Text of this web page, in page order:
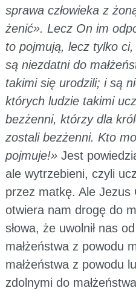
sprawa człowieka z
żenić». Lecz On im
to pojmują, lecz tylko
są niezdatni do
takimi się urodzili; i są
których ludzie takimi
bezżenni, którzy dla
zostali bezżenni. Kto
pojmuje!»Jest
ale wytrzebieni, czyli
przez matkę. Ale Jezus
otwiera nam drogę do
słowa, że uwolnił nas
małżeństwa z powodu
małżeństwa z powodu
zdolnymi do